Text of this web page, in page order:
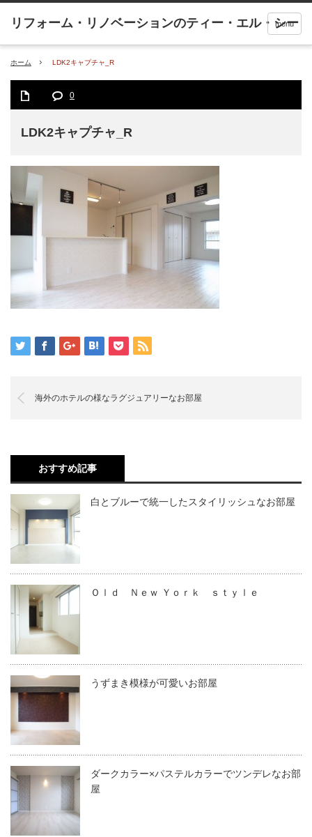
menu
ホーム LDK2キャプチャ_R
0
LDK2キャプチャ_R
海外のホテルの様なラグジュアリーなお部屋
おすすめ記事
白とブルーで統一したスタイリッシュなお部屋
Ｏｌｄ Ｎｅｗ Ｙｏｒｋ ｓｔｙｌｅ
うずまき模様が可愛いお部屋
ダークカラー×パステルカラーでツンデレなお部
屋